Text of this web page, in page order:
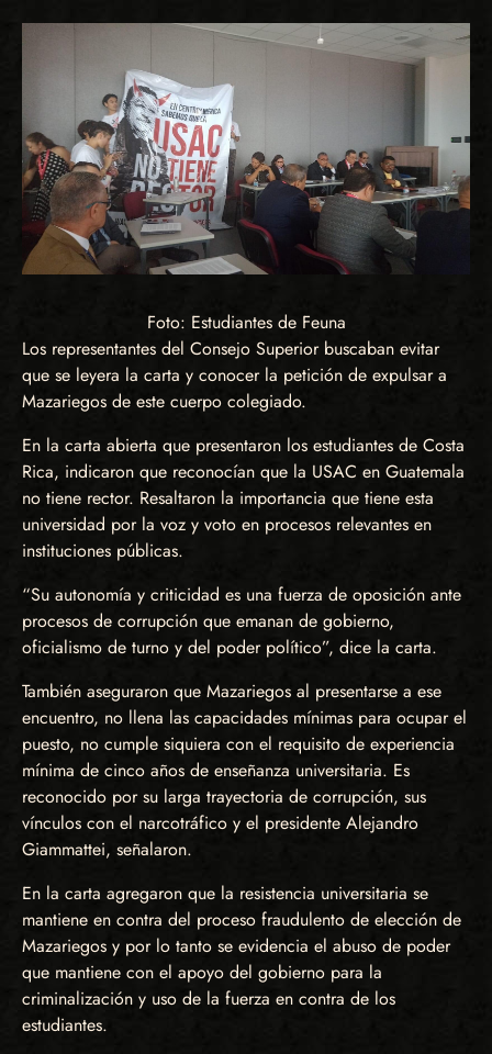
Foto: Estudiantes de Feuna
Los representantes del Consejo Superior buscaban evitar
que se leyera la carta y conocer la petición de expulsar a
Mazariegos de este cuerpo colegiado.
En la carta abierta que presentaron los estudiantes de Costa
Rica, indicaron que reconocían que la USAC en Guatemala
no tiene rector. Resaltaron la importancia que tiene esta
universidad por la voz y voto en procesos relevantes en
instituciones públicas.
“Su autonomía y criticidad es una fuerza de oposición ante
procesos de corrupción que emanan de gobierno,
oficialismo de turno y del poder político”, dice la carta.
También aseguraron que Mazariegos al presentarse a ese
encuentro, no llena las capacidades mínimas para ocupar el
puesto, no cumple siquiera con el requisito de experiencia
mínima de cinco años de enseñanza universitaria. Es
reconocido por su larga trayectoria de corrupción, sus
vínculos con el narcotráfico y el presidente Alejandro
Giammattei, señalaron.
En la carta agregaron que la resistencia universitaria se
mantiene en contra del proceso fraudulento de elección de
Mazariegos y por lo tanto se evidencia el abuso de poder
que mantiene con el apoyo del gobierno para la
criminalización y uso de la fuerza en contra de los
estudiantes.